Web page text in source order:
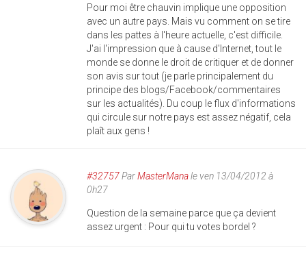
Pour moi être chauvin implique une opposition
avec un autre pays. Mais vu comment on se tire
dans les pattes à l'heure actuelle, c'est difficile.
J'ai l'impression que à cause d'Internet, tout le
monde se donne le droit de critiquer et de donner
son avis sur tout (je parle principalement du
principe des blogs/Facebook/commentaires
sur les actualités). Du coup le flux d'informations
qui circule sur notre pays est assez négatif, cela
plaît aux gens !
#32757ParMasterManale ven 13/04/2012 à
0h27
Question de la semaine parce que ça devient
assez urgent : Pour qui tu votes bordel ?